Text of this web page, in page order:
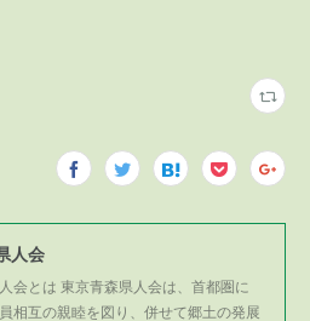
人会
会とは 東京青森県人会は、首都圏に
相互の親睦を図り、併せて郷土の発展